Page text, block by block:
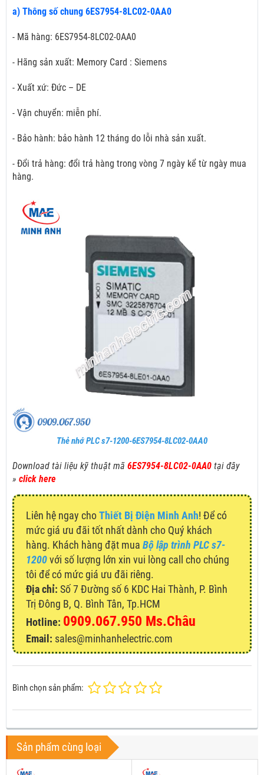
a) Thông số chung 6ES7954-8LC02-0AA0
- Mã hàng: 6ES7954-8LC02-0AA0
- Hãng sản xuất: Memory Card : Siemens
- Xuất xứ: Đức – DE
- Vận chuyển: miễn phí.
- Bảo hành: bảo hành 12 tháng do lỗi nhà sản xuất.
- Đổi trả hàng: đổi trả hàng trong vòng 7 ngày kể từ ngày mua
hàng.
Thẻ nhớ PLC s7-1200-6ES7954-8LC02-0AA0
Download tài liệu kỹ thuật mã 6ES7954-8LC02-0AA0 tại đây
» click here
Liên hệ ngay choThiết Bị Điện Minh Anh! Để có
mức giá ưu đãi tốt nhất dành cho Quý khách
hàng. Khách hàng đặt mua Bộ lập trình PLC s7-
1200với số lượng lớn xin vui lòng call cho chúng
tôi để có mức giá ưu đãi riêng.
Địa chỉ: Số 7 Đường số 6 KDC Hai Thành, P. Bình
Trị Đông B, Q. Bình Tân, Tp.HCM
Hotline: 0909.067.950 Ms.Châu
Email: sales@minhanhelectric.com
Bình chọn sản phẩm:
Sản phẩm cùng loại